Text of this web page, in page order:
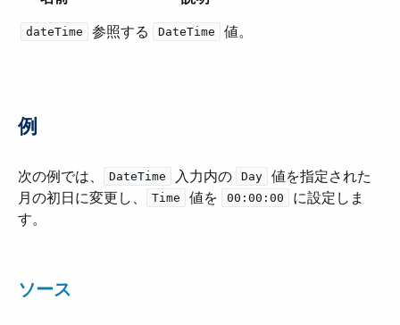
dateTime 参照する ​ DateTime ​ 値。
例
次の例では、​ DateTime ​ 入力内の ​ Day
​ 値を指定された
月の初日に変更し、​
Time ​ 値を ​ 00:00:00
​ に設定しま
す。
ソース